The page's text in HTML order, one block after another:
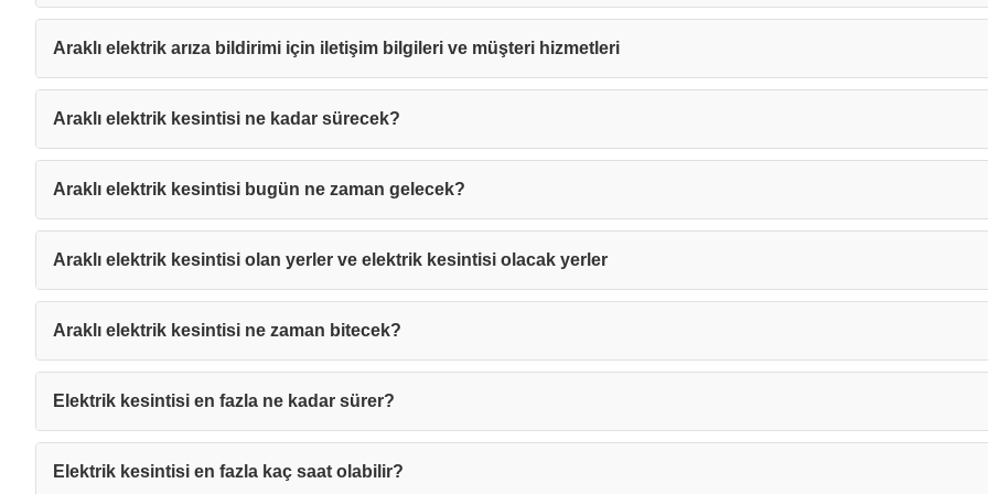
Araklı elektrik arıza bildirimi için iletişim bilgileri ve müşteri hizmetleri
Araklı elektrik kesintisi ne kadar sürecek?
Araklı elektrik kesintisi bugün ne zaman gelecek?
Araklı elektrik kesintisi olan yerler ve elektrik kesintisi olacak yerler
Araklı elektrik kesintisi ne zaman bitecek?
Elektrik kesintisi en fazla ne kadar sürer?
Elektrik kesintisi en fazla kaç saat olabilir?